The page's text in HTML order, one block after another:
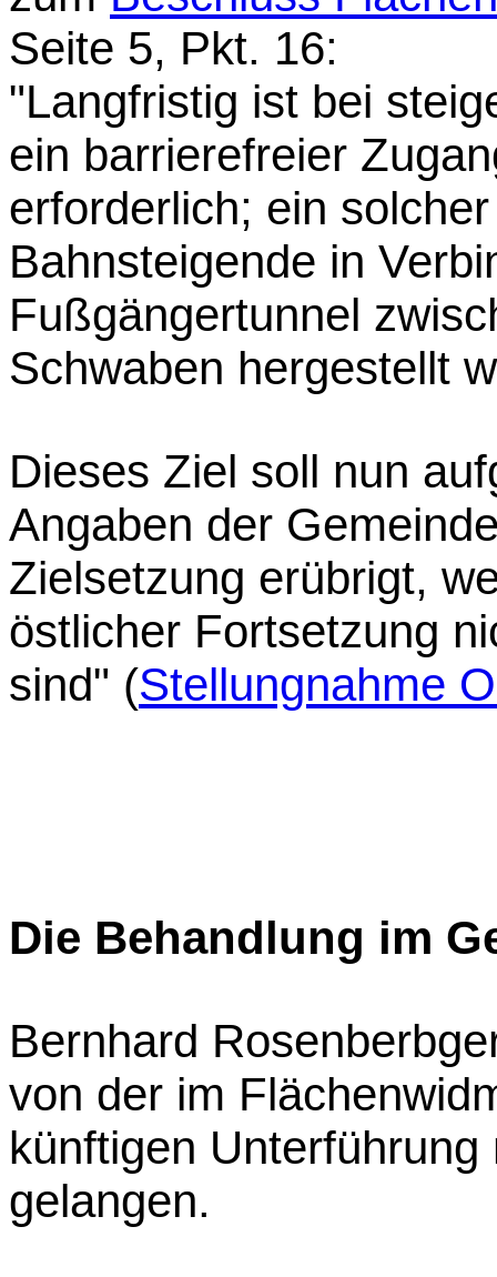
Seite 5, Pkt. 16:
"Langfristig ist bei
ein barrierefreier
erforderlich; ein
Bahnsteigende in
Fußgängertunnel
Schwaben hergestellt
Dieses Ziel soll nun
Angaben der
Zielsetzung erübrigt,
östlicher Fortsetzung
sind" (Stellungnahme
Die Behandlung im
Bernhard
von der im
künftigen
gelangen.